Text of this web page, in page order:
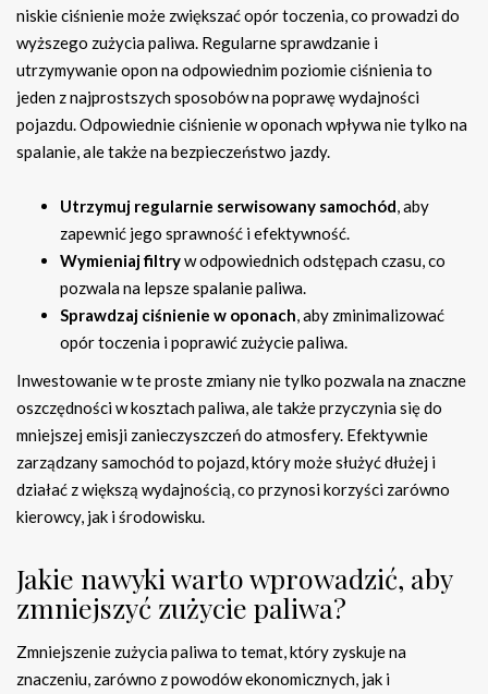
niskie ciśnienie może zwiększać opór toczenia, co prowadzi do
wyższego zużycia paliwa. Regularne sprawdzanie i
utrzymywanie opon na odpowiednim poziomie ciśnienia to
jeden z najprostszych sposobów na poprawę wydajności
pojazdu. Odpowiednie ciśnienie w oponach wpływa nie tylko na
spalanie, ale także na bezpieczeństwo jazdy.
Utrzymuj regularnie serwisowany samochód, aby
zapewnić jego sprawność i efektywność.
Wymieniaj filtryw odpowiednich odstępach czasu, co
pozwala na lepsze spalanie paliwa.
Sprawdzaj ciśnienie w oponach, aby zminimalizować
opór toczenia i poprawić zużycie paliwa.
Inwestowanie w te proste zmiany nie tylko pozwala na znaczne
oszczędności w kosztach paliwa, ale także przyczynia się do
mniejszej emisji zanieczyszczeń do atmosfery. Efektywnie
zarządzany samochód to pojazd, który może służyć dłużej i
działać z większą wydajnością, co przynosi korzyści zarówno
kierowcy, jak i środowisku.
Jakie nawyki warto wprowadzić, aby
zmniejszyć zużycie paliwa?
Zmniejszenie zużycia paliwa to temat, który zyskuje na
znaczeniu, zarówno z powodów ekonomicznych, jak i